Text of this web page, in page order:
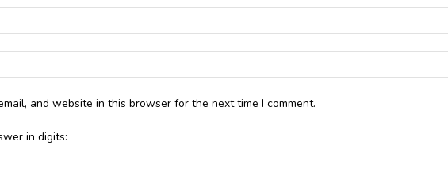
and website in this browser for the next time I comment.
in digits: